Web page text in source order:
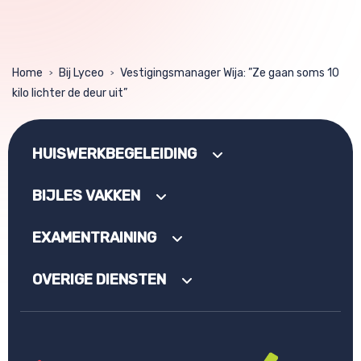
Home > Bij Lyceo >
Vestigingsmanager Wija: ”Ze gaan soms 10
kilo lichter de deur uit”
HUISWERKBEGELEIDING
BIJLES VAKKEN
EXAMENTRAINING
OVERIGE DIENSTEN